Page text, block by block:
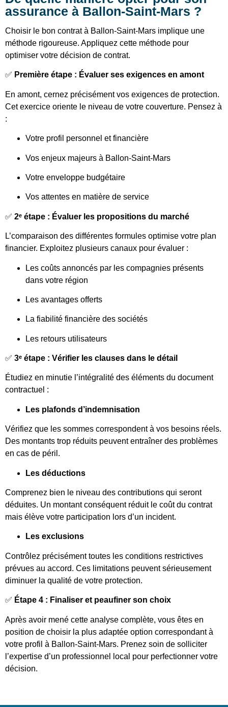
assurance à Ballon-Saint-Mars ?
Choisir le bon contrat à Ballon-Saint-Mars implique une
méthode rigoureuse. Appliquez cette méthode pour
optimiser votre décision de contrat.
✅ Première étape : Évaluer ses exigences en amont
En amont, cernez précisément vos exigences de protection.
Cet exercice oriente le niveau de votre couverture. Pensez à
:
Votre profil personnel et financière
Vos enjeux majeurs à Ballon-Saint-Mars
Votre enveloppe budgétaire
Vos attentes en matière de service
✅ 2ᵉ étape : Évaluer les propositions du marché
L’comparaison des différentes formules optimise votre plan
financier. Exploitez plusieurs canaux pour évaluer :
Les coûts annoncés par les compagnies présents
dans votre région
Les avantages offerts
La fiabilité financière des sociétés
Les retours utilisateurs
✅ 3ᵉ étape : Vérifier les clauses dans le détail
Étudiez en minutie l’intégralité des éléments du document
contractuel :
Les plafonds d’indemnisation
Vérifiez que les sommes correspondent à vos besoins réels.
Des montants trop réduits peuvent entraîner des problèmes
en cas de péril.
Les déductions
Comprenez bien le niveau des contributions qui seront
déduites. Un montant conséquent réduit le coût du contrat
mais élève votre participation lors d’un incident.
Les exclusions
Contrôlez précisément toutes les conditions restrictives
prévues au accord. Ces limitations peuvent sérieusement
diminuer la qualité de votre protection.
✅ Étape 4 : Finaliser et peaufiner son choix
Après avoir mené cette analyse complète, vous êtes en
position de choisir la plus adaptée option correspondant à
votre profil à Ballon-Saint-Mars. Prenez soin de solliciter
l’expertise d’un professionnel local pour perfectionner votre
décision.